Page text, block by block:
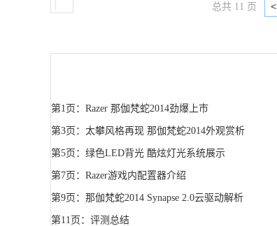
总共 11 页
第1页：Razer 那伽梵蛇2014劲爆上市
第3页：太攀风格再现 那伽梵蛇2014外观赏析
第5页：绿色LED背光 酷炫灯光系统展示
第7页：Razer游戏内配置器介绍
第9页：那伽梵蛇2014 Synapse 2.0云驱动解析
第11页：评测总结